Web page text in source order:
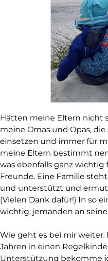
Hätten meine Eltern nicht
meine Omas und Opas,
einsetzen und immer für
meine Eltern bestimmt
was ebenfalls ganz wichtig
Freunde. Eine Familie
und unterstützt und
(Vielen Dank dafür!) In so
wichtig, jemanden an
Wie geht es bei mir
Jahren in einen
Unterstützung bekomme